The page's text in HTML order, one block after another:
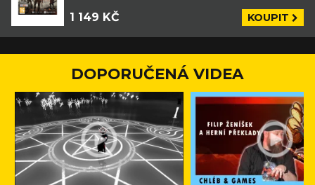
1 149 KČ KOUPIT
DOPORUČENÁ VIDEA